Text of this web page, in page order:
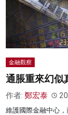
金融觀察
通脹重來幻似
作者: 鄭宏泰
維護國際金融中心